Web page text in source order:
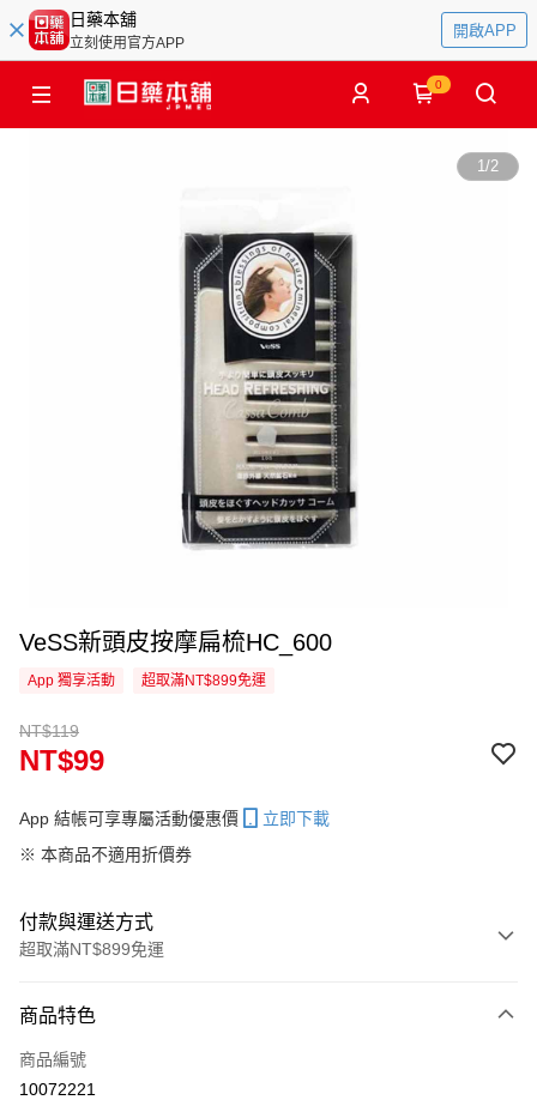
日藥本舖
立刻使用官方APP
開啟APP
0
1/2
VeSS新頭皮按摩扁梳HC_600
App 獨享活動 超取滿NT$899免運
NT$119
NT$99
App 結帳可享專屬活動優惠價
立即下載
※ 本商品不適用折價券
付款與運送方式
超取滿NT$899免運
信用卡一次付款
信用卡分期付款
商品特色
商品編號
10072221